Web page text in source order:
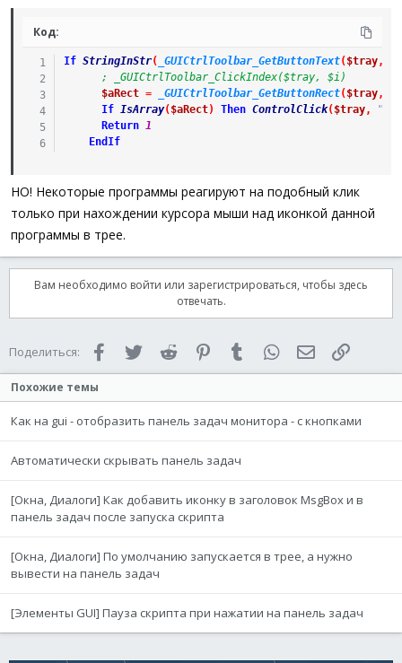
Код:
If StringInStr( _GUICtrlToolbar_GetButtonText( $tray,
; _GUICtrlToolbar_ClickIndex($tray, $i)
$aRect = _GUICtrlToolbar_GetButtonRect( $tray,
If IsArray( $aRect) Then ControlClick( $tray, ""
Return 1
EndIf
НО! Некоторые программы реагируют на подобный клик
только при нахождении курсора мыши над иконкой данной
программы в трее.
Вам необходимо войти или зарегистрироваться, чтобы здесь
отвечать.
Поделиться: FacebookTwitter Reddit PinterestTumblr WhatsAppЭлектронная
Похожие темы
Как на gui - отобразить панель задач монитора - с кнопками
Автоматически скрывать панель задач
[Окна, Диалоги] Как добавить иконку в заголовок MsgBox и в
панель задач после запуска скрипта
[Окна, Диалоги] По умолчанию запускается в трее, а нужно
вывести на панель задач
[Элементы GUI] Пауза скрипта при нажатии на панель задач